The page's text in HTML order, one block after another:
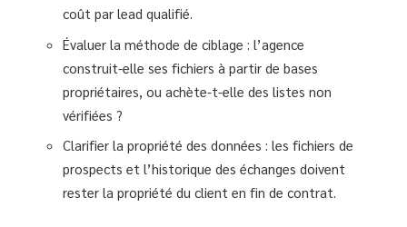
coût par lead qualifié.
Évaluer la méthode de ciblage : l’agence
construit-elle ses fichiers à partir de bases
propriétaires, ou achète-t-elle des listes non
vérifiées ?
Clarifier la propriété des données : les fichiers de
prospects et l’historique des échanges doivent
rester la propriété du client en fin de contrat.